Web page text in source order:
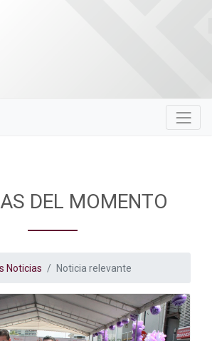
DEL MOMENTO
Noticias Noticia relevante